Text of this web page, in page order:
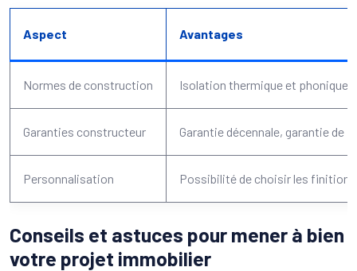
Aspect Avantages
Normes de construction Isolation thermique et phonique
Garanties constructeur Garantie décennale, garantie de
Personnalisation Possibilité de choisir les finitions
Conseils et astuces pour mener à bien
votre projet immobilier